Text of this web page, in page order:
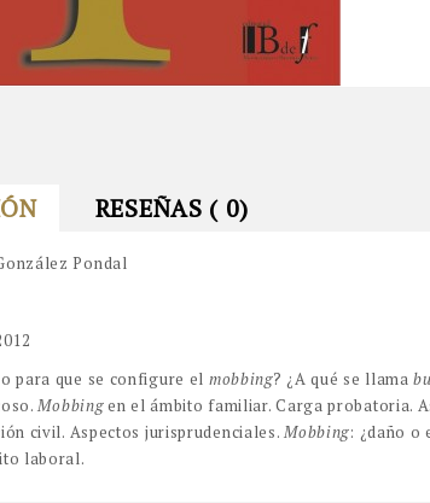
RESEÑAS ( 0)
Pondal
para que se configure el mobbing? ¿A qué se llama
Mobbingen el ámbito familiar. Carga probatoria.
civil. Aspectos jurisprudenciales.Mobbing: ¿daño
laboral.